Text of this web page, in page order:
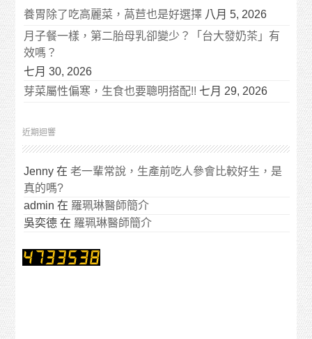
養胃除了吃高麗菜，萵苣也是好選擇 八月 5, 2026
月子餐一樣，第二胎母乳卻變少？「台大發奶茶」有
效嗎？
七月 30, 2026
芽菜屬性偏寒，生食也要聰明搭配!! 七月 29, 2026
近期迴響
Jenny 在老一輩常說，生產前吃人參會比較好生，是
真的嗎?
admin 在 羅珮琳醫師簡介
吳奕德 在 羅珮琳醫師簡介